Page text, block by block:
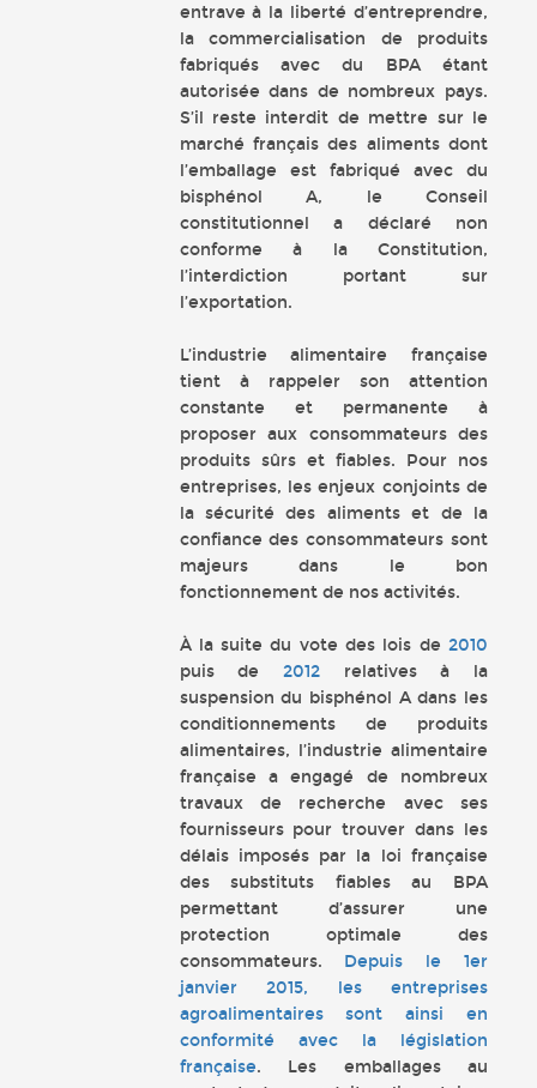
entrave à la liberté d’entreprendre,
la commercialisation de produits
fabriqués avec du BPA étant
autorisée dans de nombreux pays.
S’il reste interdit de mettre sur le
marché français des aliments dont
l’emballage est fabriqué avec du
bisphénol A, le Conseil
constitutionnel a déclaré non
conforme à la Constitution,
l’interdiction portant sur
l’exportation.
L’industrie alimentaire française
tient à rappeler son attention
constante et permanente à
proposer aux consommateurs des
produits sûrs et fiables. Pour nos
entreprises, les enjeux conjoints de
la sécurité des aliments et de la
confiance des consommateurs sont
majeurs dans le bon
fonctionnement de nos activités.
À la suite du vote des lois de 2010
puis de 2012relatives à la
suspension du bisphénol A dans les
conditionnements de produits
alimentaires, l’industrie alimentaire
française a engagé de nombreux
travaux de recherche avec ses
fournisseurs pour trouver dans les
délais imposés par la loi française
des substituts fiables au BPA
permettant d’assurer une
protection optimale des
consommateurs. Depuis le 1er
janvier 2015, les entreprises
agroalimentaires sont ainsi en
conformité avec la législation
française. Les emballages au